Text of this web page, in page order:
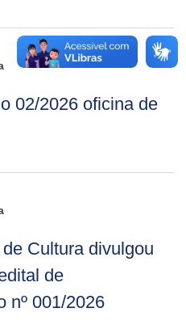
02/2026 oficina de
Cultura divulgou
de
nº 001/2026